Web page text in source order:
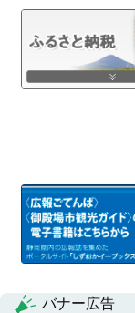
バナー広告